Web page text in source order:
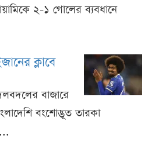
২-১ গোলের ব্যবধানে
ক্লাবে
বাজারে
বংশোদ্ভূত তারকা